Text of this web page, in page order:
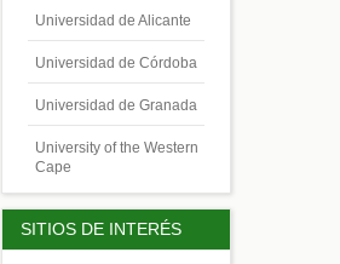
Universidad de Alicante
Universidad de Córdoba
Universidad de Granada
University of the Western
Cape
SITIOS DE INTERÉS